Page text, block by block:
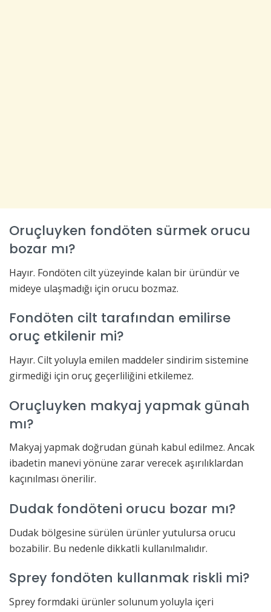
Oruçluyken fondöten sürmek orucu
bozar mı?
Hayır. Fondöten cilt yüzeyinde kalan bir üründür ve
mideye ulaşmadığı için orucu bozmaz.
Fondöten cilt tarafından emilirse
oruç etkilenir mi?
Hayır. Cilt yoluyla emilen maddeler sindirim sistemine
girmediği için oruç geçerliliğini etkilemez.
Oruçluyken makyaj yapmak günah
mı?
Makyaj yapmak doğrudan günah kabul edilmez. Ancak
ibadetin manevi yönüne zarar verecek aşırılıklardan
kaçınılması önerilir.
Dudak fondöteni orucu bozar mı?
Dudak bölgesine sürülen ürünler yutulursa orucu
bozabilir. Bu nedenle dikkatli kullanılmalıdır.
Sprey fondöten kullanmak riskli mi?
Sprey formdaki ürünler solunum yoluyla içeri